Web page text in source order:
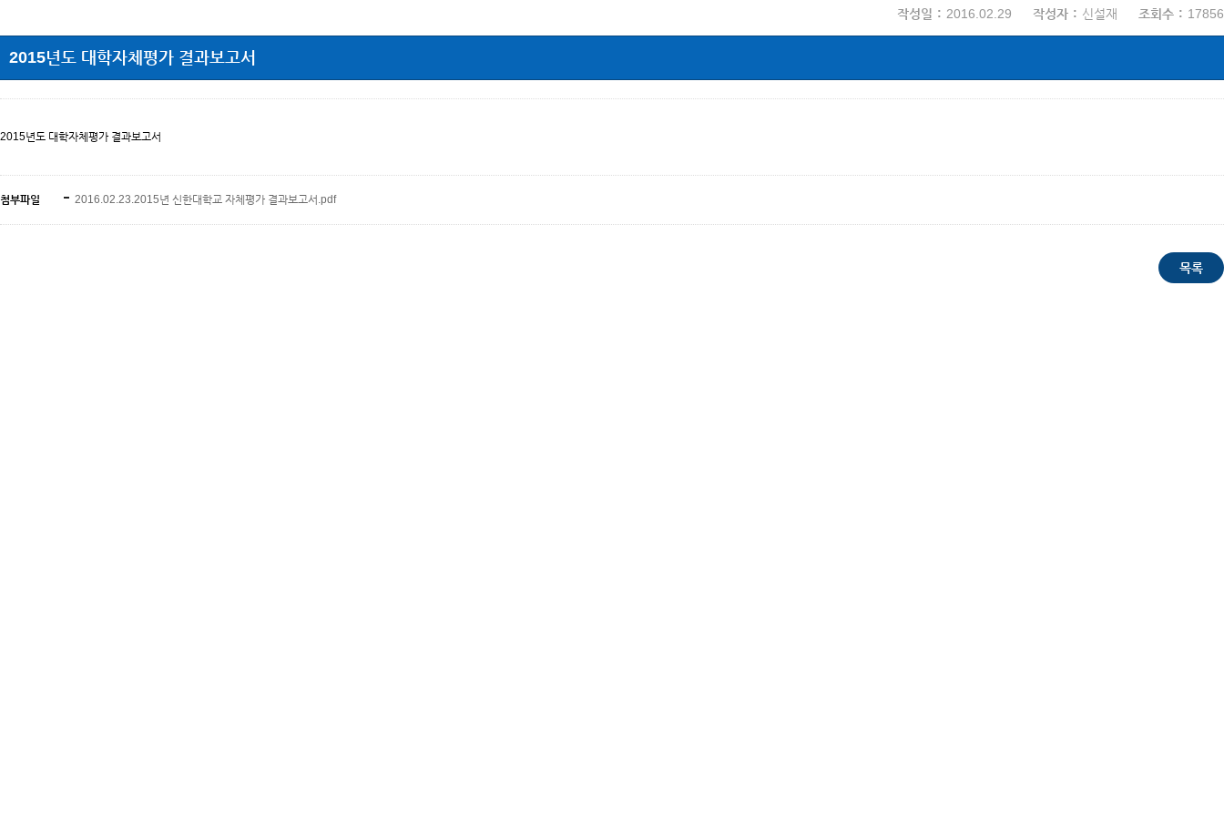
작성일 2016.02.29 작성자 신설재 조회수 17856
2015년도 대학자체평가 결과보고서
2015년도 대학자체평가 결과보고서
첨부파일 2016.02.23.2015년 신한대학교 자체평가 결과보고서.pdf